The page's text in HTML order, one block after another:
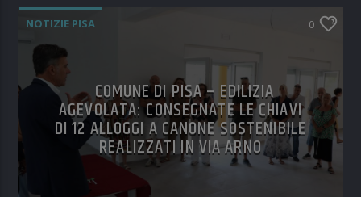
NOTIZIE PISA 0
COMUNE DI PISA – EDILIZIA
AGEVOLATA: CONSEGNATE LE CHIAVI
DI 12 ALLOGGI A CANONE SOSTENIBILE
REALIZZATI IN VIA ARNO